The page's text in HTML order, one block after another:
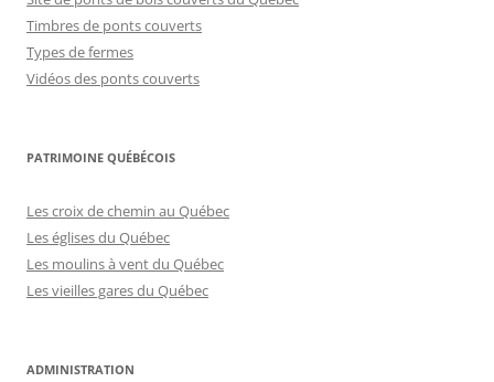
Timbres de ponts couverts
Types de fermes
Vidéos des ponts couverts
PATRIMOINE QUÉBÉCOIS
Les croix de chemin au Québec
Les églises du Québec
Les moulins à vent du Québec
Les vieilles gares du Québec
ADMINISTRATION